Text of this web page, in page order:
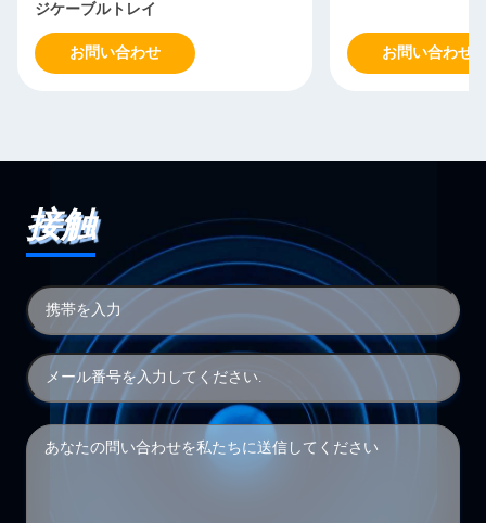
ジケーブルトレイ
お問い合わせ お問い合わせ
接触